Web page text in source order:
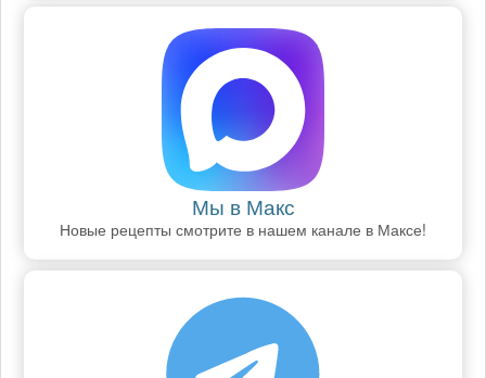
Мы в Макс
Новые рецепты смотрите в нашем канале в Максе!